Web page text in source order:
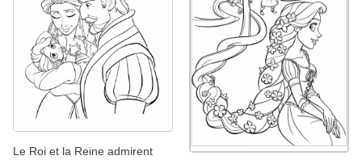
Le Roi et la Reine admirent